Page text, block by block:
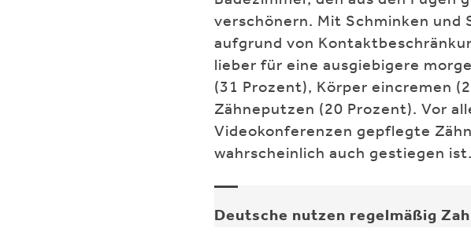
verschönern. Mit Schminken und
aufgrund von
lieber für eine ausgiebigere
(31 Prozent), Körper eincremen
Zähneputzen (20 Prozent). Vor
Videokonferenzen gepflegte
wahrscheinlich auch gestiegen ist.
Deutsche nutzen regelmäßig